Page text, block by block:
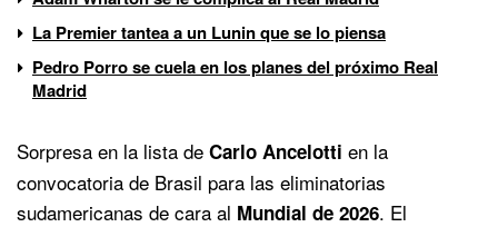
La Premier tantea a un Lunin que se lo piensa
Pedro Porro se cuela en los planes del próximo Real
Madrid
Sorpresa en la lista de Carlo Ancelotti en la
convocatoria de Brasil para las eliminatorias
sudamericanas de cara al Mundial de 2026. El